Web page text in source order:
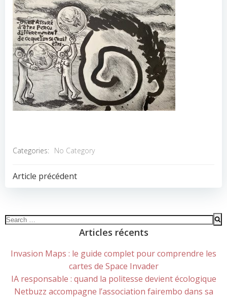
Categories: No Category
POST
Article précédent
Search
Articles récents
Invasion Maps : le guide complet pour comprendre les
cartes de Space Invader
IA responsable : quand la politesse devient écologique
Netbuzz accompagne l’association fairembo dans sa